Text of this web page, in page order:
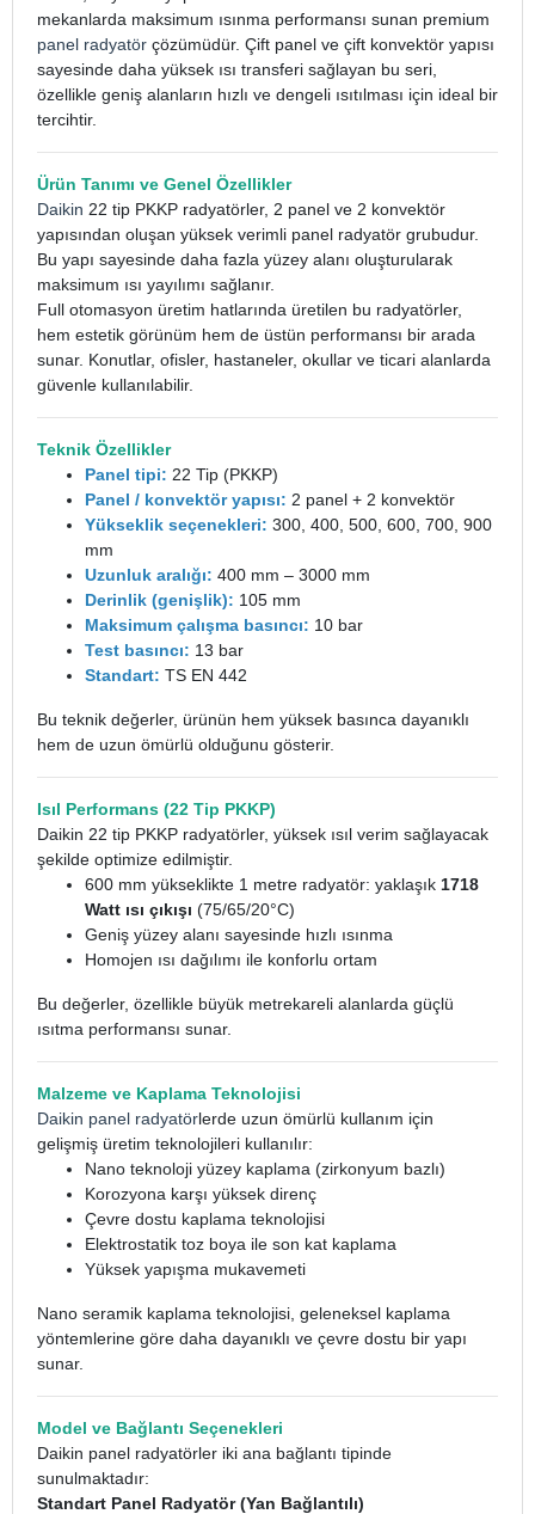
mekanlarda maksimum ısınma performansı sunan premium
panel radyatör çözümüdür. Çift panel ve çift konvektör yapısı
sayesinde daha yüksek ısı transferi sağlayan bu seri,
özellikle geniş alanların hızlı ve dengeli ısıtılması için ideal bir
tercihtir.
Ürün Tanımı ve Genel Özellikler
Daikin 22 tip PKKP radyatörler, 2 panel ve 2 konvektör
yapısından oluşan yüksek verimli panel radyatör grubudur.
Bu yapı sayesinde daha fazla yüzey alanı oluşturularak
maksimum ısı yayılımı sağlanır.
Full otomasyon üretim hatlarında üretilen bu radyatörler,
hem estetik görünüm hem de üstün performansı bir arada
sunar. Konutlar, ofisler, hastaneler, okullar ve ticari alanlarda
güvenle kullanılabilir.
Teknik Özellikler
Panel tipi: 22 Tip (PKKP)
Panel / konvektör yapısı: 2 panel + 2 konvektör
Yükseklik seçenekleri: 300, 400, 500, 600, 700, 900
mm
Uzunluk aralığı: 400 mm – 3000 mm
Derinlik (genişlik): 105 mm
Maksimum çalışma basıncı: 10 bar
Test basıncı: 13 bar
Standart: TS EN 442
Bu teknik değerler, ürünün hem yüksek basınca dayanıklı
hem de uzun ömürlü olduğunu gösterir.
Isıl Performans (22 Tip PKKP)
Daikin 22 tip PKKP radyatörler, yüksek ısıl verim sağlayacak
şekilde optimize edilmiştir.
600 mm yükseklikte 1 metre radyatör: yaklaşık 1718
Watt ısı çıkışı (75/65/20°C)
Geniş yüzey alanı sayesinde hızlı ısınma
Homojen ısı dağılımı ile konforlu ortam
Bu değerler, özellikle büyük metrekareli alanlarda güçlü
ısıtma performansı sunar.
Malzeme ve Kaplama Teknolojisi
Daikin panel radyatörlerde uzun ömürlü kullanım için
gelişmiş üretim teknolojileri kullanılır:
Nano teknoloji yüzey kaplama (zirkonyum bazlı)
Korozyona karşı yüksek direnç
Çevre dostu kaplama teknolojisi
Elektrostatik toz boya ile son kat kaplama
Yüksek yapışma mukavemeti
Nano seramik kaplama teknolojisi, geleneksel kaplama
yöntemlerine göre daha dayanıklı ve çevre dostu bir yapı
sunar.
Model ve Bağlantı Seçenekleri
Daikin panel radyatörler iki ana bağlantı tipinde
sunulmaktadır:
Standart Panel Radyatör (Yan Bağlantılı)